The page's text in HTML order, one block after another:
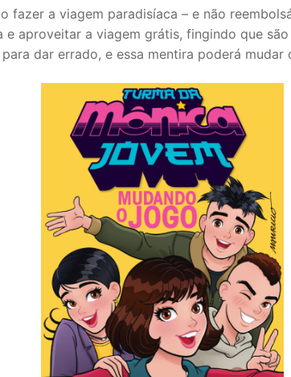
fazer a viagem paradisíaca – e não
e aproveitar a viagem grátis, fingindo que
dar errado, e essa mentira poderá